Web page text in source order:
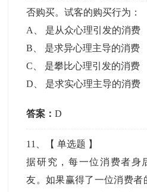
否购买。试客的购买行为
A
是从众心理引发的消费
B
是求异心理主导的消费
C
是攀比心理引发的消费
D
是求实心理主导的消费
答案：D
11 、【单选题 】
据研究，每一位消费者身
友。如果赢得了一位消费者